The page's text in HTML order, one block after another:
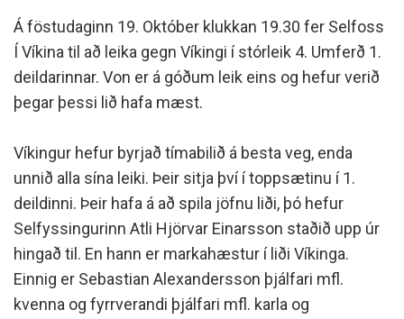
Á föstudaginn 19. Október klukkan 19.30 fer Selfoss
Í Víkina til að leika gegn Víkingi í stórleik 4. Umferð 1.
deildarinnar. Von er á góðum leik eins og hefur verið
þegar þessi lið hafa mæst.
Víkingur hefur byrjað tímabilið á besta veg, enda
unnið alla sína leiki. Þeir sitja því í toppsætinu í 1.
deildinni. Þeir hafa á að spila jöfnu liði, þó hefur
Selfyssingurinn Atli Hjörvar Einarsson staðið upp úr
hingað til. En hann er markahæstur í liði Víkinga.
Einnig er Sebastian Alexandersson þjálfari mfl.
kvenna og fyrrverandi þjálfari mfl. karla og